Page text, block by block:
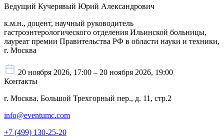
Ведущий Кучерявый Юрий Александрович
к.м.н., доцент, научный руководитель
гастроэнтерологического отделения Ильинской больницы,
лауреат премии Правительства РФ в области науки и техники,
г. Москва
20 ноября 2026, 17:00 – 20 ноября 2026, 19:00
Контакты
г. Москва, Большой Трехгорный пер., д. 11, стр.2
info@eventumc.com
+7 (499) 130-25-20